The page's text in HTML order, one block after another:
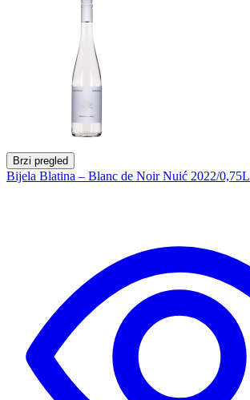
Brzi pregled
Bijela Blatina – Blanc de Noir Nuić 2022/0,75L